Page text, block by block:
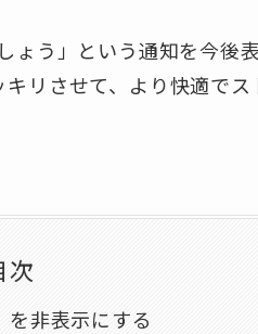
ょう」という通知を今後
リさせて、より快適で
次
を非表示にする